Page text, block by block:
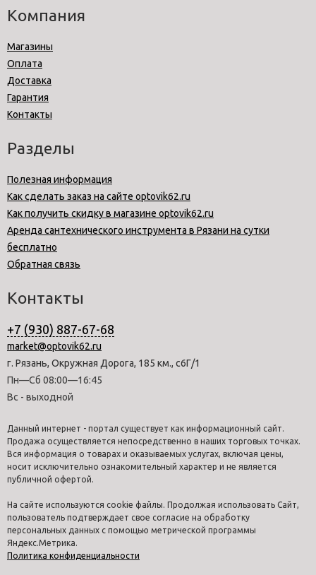
Компания
Магазины
Оплата
Доставка
Гарантия
Контакты
Разделы
Полезная информация
Как сделать заказ на сайте optovik62.ru
Как получить скидку в магазине optovik62.ru
Аренда сантехнического инструмента в Рязани на сутки
бесплатно
Обратная связь
Контакты
+7 (930) 887-67-68
market@optovik62.ru
г. Рязань, Окружная Дорога, 185 км., с6Г/1
Пн—Сб 08:00—16:45
Вс - выходной
Данный интернет - портал существует как информационный сайт.
Продажа осуществляется непосредственно в наших торговых точках.
Вся информация о товарах и оказываемых услугах, включая цены,
носит исключительно ознакомительный характер и не является
публичной офертой.
На сайте используются cookie файлы. Продолжая использовать Сайт,
пользователь подтверждает свое согласие на обработку
персональных данных с помощью метрической программы
Яндекс.Метрика.
Политика конфиденциальности